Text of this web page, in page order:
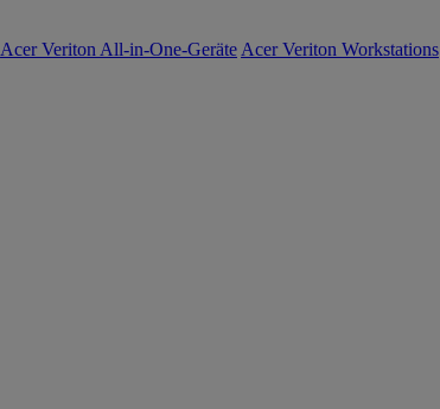
Acer Veriton All-in-One-Geräte Acer Veriton Workstations